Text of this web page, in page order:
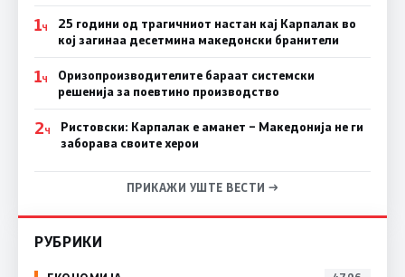
1Ч
25 години од трагичниот настан кај Карпалак во
кој загинаа десетмина македонски бранители
1Ч
Оризопроизводителите бараат системски
решенија за поевтино производство
2Ч
Ристовски: Карпалак е аманет – Македонија не ги
заборава своите херои
ПРИКАЖИ УШТЕ ВЕСТИ →
РУБРИКИ